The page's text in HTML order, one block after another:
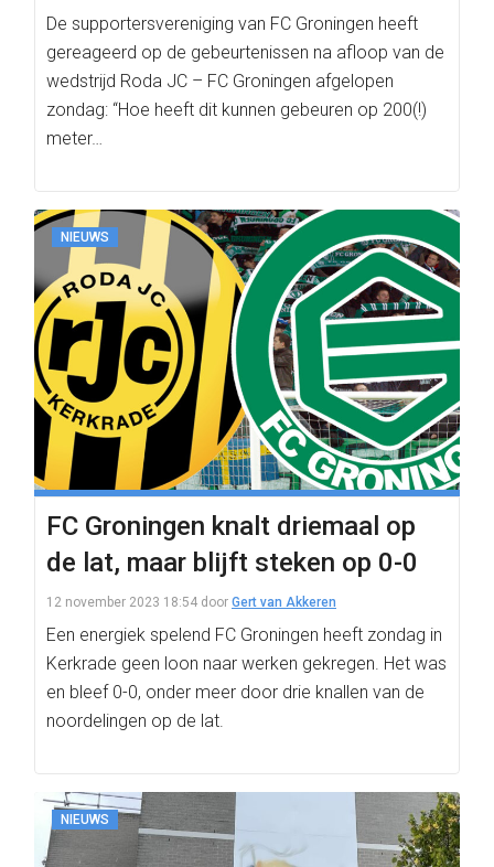
De supportersvereniging van FC Groningen heeft
gereageerd op de gebeurtenissen na afloop van de
wedstrijd Roda JC – FC Groningen afgelopen
zondag: “Hoe heeft dit kunnen gebeuren op 200(!)
meter…
NIEUWS
FC Groningen knalt driemaal op
de lat, maar blijft steken op 0-0
12 november 2023 18:54 door Gert van Akkeren
Een energiek spelend FC Groningen heeft zondag in
Kerkrade geen loon naar werken gekregen. Het was
en bleef 0-0, onder meer door drie knallen van de
noordelingen op de lat.
NIEUWS